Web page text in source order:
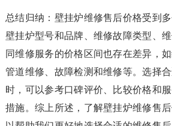
总结归纳：壁挂炉维修售后价格受到
壁挂炉型号和品牌、维修故障类型、
同维修服务的价格区间也存在差异，
管道维修、故障检测和维修等。选择
时，可以参考口碑评价、比较价格和
措施。综上所述，了解壁挂炉维修售